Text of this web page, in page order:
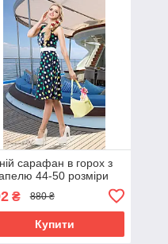
сарафан в горох з
44-50 розміри
₴ 880 ₴
Купити